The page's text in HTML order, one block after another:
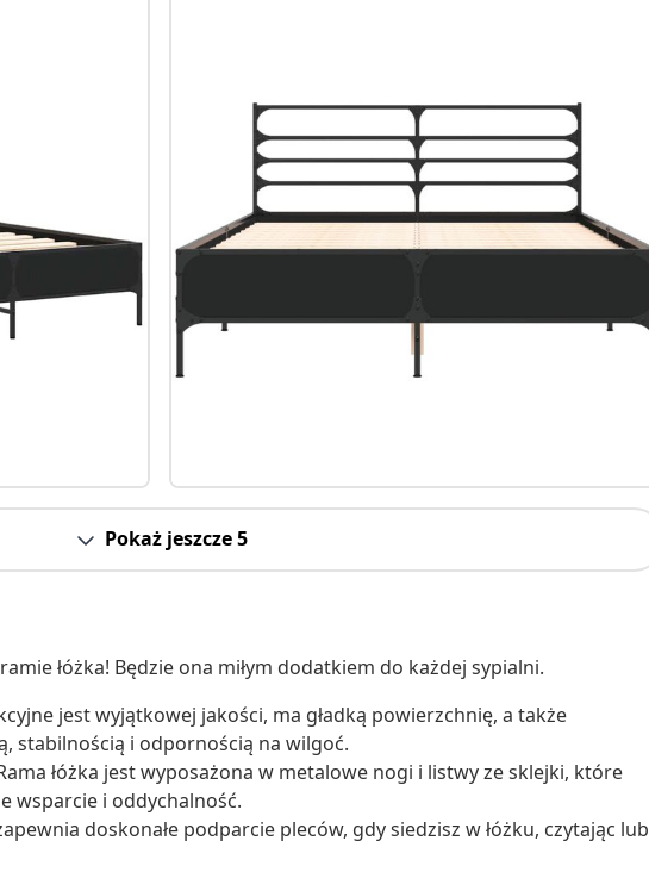
Pokaż jeszcze 5
łóżka! Będzie ona miłym dodatkiem do każdej sypialni.
jest wyjątkowej jakości, ma gładką powierzchnię, a także
stabilnością i odpornością na wilgoć.
łóżka jest wyposażona w metalowe nogi i listwy ze sklejki, które
wsparcie i oddychalność.
doskonałe podparcie pleców, gdy siedzisz w łóżku, czytając lub